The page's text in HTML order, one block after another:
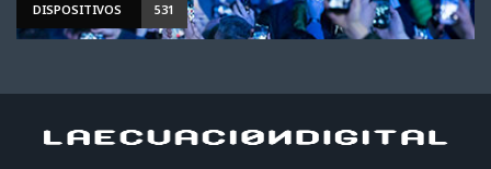
DISPOSITIVOS 531